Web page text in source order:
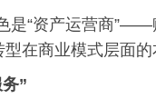
是“资产运营商
型在商业模式层面
”